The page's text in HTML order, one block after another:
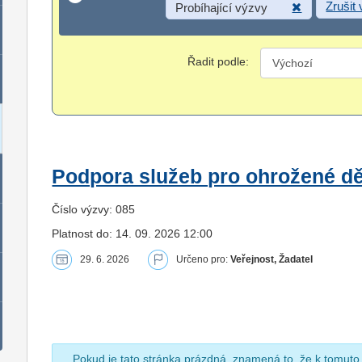
Probíhající výzvy Zrušit
Řadit podle:
Podpora služeb pro ohrožené
Číslo výzvy: 085
Platnost do: 14. 09. 2026 12:00
29. 6. 2026 Určeno pro:Veřejnost, Žadatel
Pokud je tato stránka prázdná, znamená to, že k